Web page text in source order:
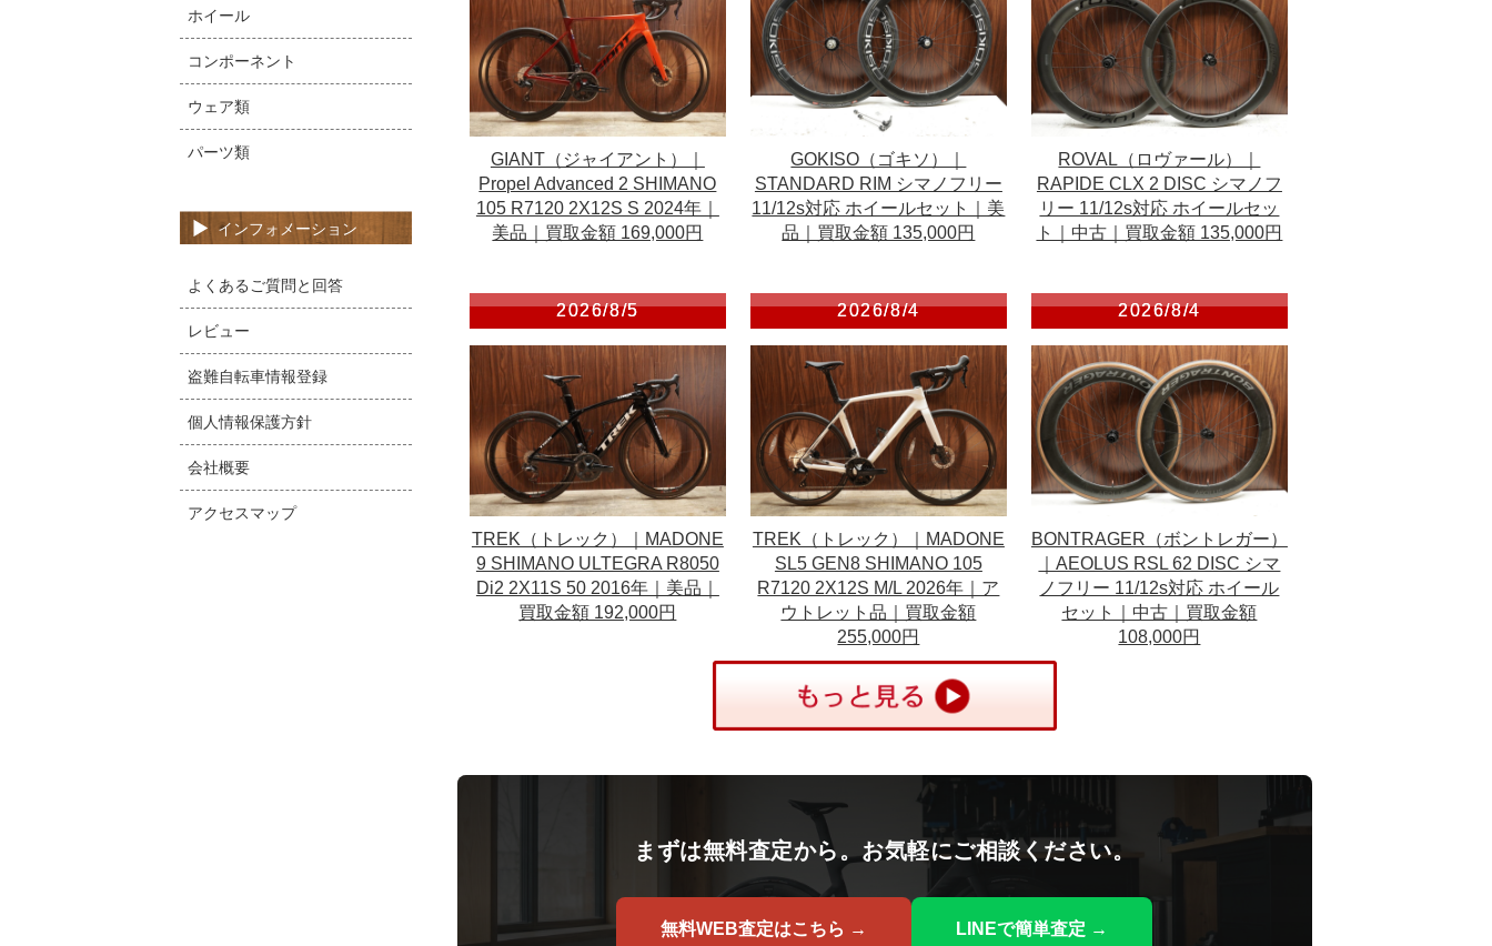
GIANT（ジャイアント）｜
Propel Advanced 2 SHIMANO
105 R7120 2X12S S 2024年｜
美品｜買取金額 169,000円
GOKISO（ゴキソ）｜
STANDARD RIM シマノフリー
11/12s対応 ホイールセット｜美
品｜買取金額 135,000円
ROVAL（ロヴァール）｜
RAPIDE CLX 2 DISC シマノフ
リー 11/12s対応 ホイールセッ
ト｜中古｜買取金額 135,000円
2026/8/5
TREK（トレック）｜MADONE
9 SHIMANO ULTEGRA R8050
Di2 2X11S 50 2016年｜美品｜
買取金額 192,000円
2026/8/4
TREK（トレック）｜MADONE
SL5 GEN8 SHIMANO 105
R7120 2X12S M/L 2026年｜ア
ウトレット品｜買取金額
255,000円
2026/8/4
BONTRAGER（ボントレガー）
｜AEOLUS RSL 62 DISC シマ
ノフリー 11/12s対応 ホイール
セット｜中古｜買取金額
108,000円
まずは無料査定から。お気軽にご相談ください。
無料WEB査定はこちら → LINEで簡単査定 →
ホイール
コンポーネント
ウェア類
パーツ類
インフォメーション
よくあるご質問と回答
レビュー
盗難自転車情報登録
個人情報保護方針
会社概要
アクセスマップ